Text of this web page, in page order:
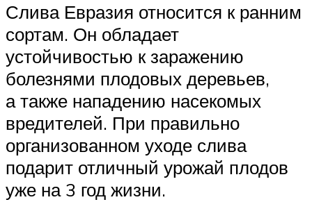
Слива Евразия относится к ранним
сортам. Он обладает
устойчивостью к заражению
болезнями плодовых деревьев,
а также нападению насекомых
вредителей. При правильно
организованном уходе слива
подарит отличный урожай плодов
уже на 3 год жизни.